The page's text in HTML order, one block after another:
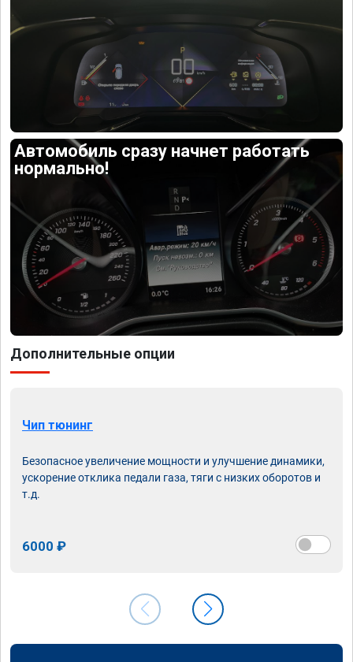
Автомобиль сразу начнет работать
нормально!
Дополнительные опции
Чип тюнинг
Безопасное увеличение мощности и улучшение динамики,
ускорение отклика педали газа, тяги с низких оборотов и
т.д.
6000 ₽